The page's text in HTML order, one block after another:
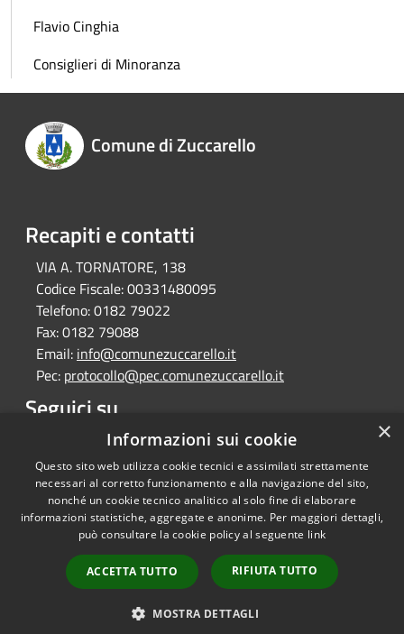
Flavio Cinghia
Consiglieri di Minoranza
Comune di Zuccarello
Recapiti e contatti
VIA A. TORNATORE, 138
Codice Fiscale:00331480095
Telefono:0182 79022
Fax:0182 79088
Email: info@comunezuccarello.it
Pec: protocollo@pec.comunezuccarello.it
Seguici su
Facebook
RSS
Accessibilità
Copyright © 2026 • Comune di
Municipium•
Accesso
redazione
×
Informazioni sui cookie
Questo sito web utilizza cookie tecnici e assimilati strettamente
necessari al corretto funzionamento e alla navigazione del sito,
nonché un cookie tecnico analitico al solo fine di elaborare
informazioni statistiche, aggregate e anonime. Per maggiori dettagli,
può consultare la cookie policy al seguente link
ACCETTA TUTTO RIFIUTA TUTTO
MOSTRA DETTAGLI